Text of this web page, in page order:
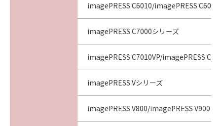
imagePRESS C6010/imagePRESS C6011
imagePRESS C7000シリーズ
imagePRESS C7010VP/imagePRESS
imagePRESS Vシリーズ
imagePRESS V800/imagePRESS V900